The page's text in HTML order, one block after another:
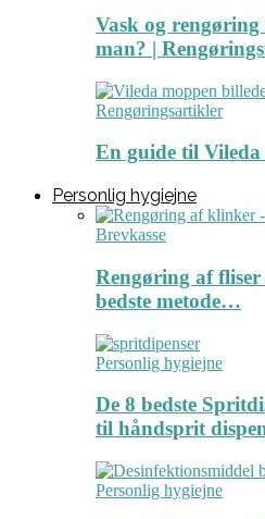
Vask og
man? |
Rengøringsartikler
En guide til Vileda
Personlig hygiejne
Brevkasse
Rengøring af
bedste metode…
Personlig hygiejne
De 8 bedste
til håndsprit
Personlig hygiejne